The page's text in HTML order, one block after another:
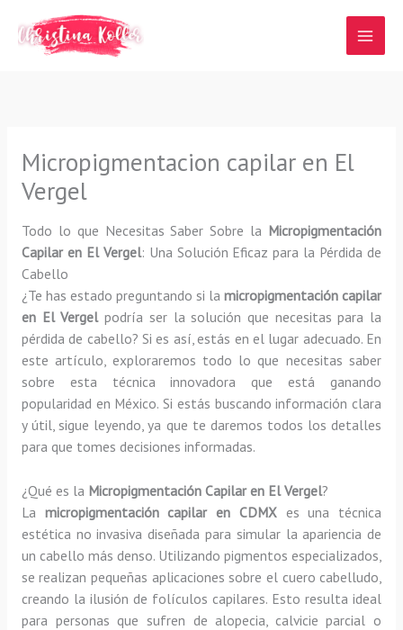
contenido
Micropigmentacion capilar en El
Vergel
Todo lo que Necesitas Saber Sobre la Micropigmentación
Capilar en El Vergel: Una Solución Eficaz para la Pérdida de
Cabello
¿Te has estado preguntando si lamicropigmentación capilar
en El Vergelpodría ser la solución que necesitas para la
pérdida de cabello? Si es así, estás en el lugar adecuado. En
este artículo, exploraremos todo lo que necesitas saber
sobre esta técnica innovadora que está ganando
popularidad en México. Si estás buscando información clara
y útil, sigue leyendo, ya que te daremos todos los detalles
para que tomes decisiones informadas.
¿Qué es la Micropigmentación Capilar en El Vergel?
La micropigmentación capilar en CDMXes una técnica
estética no invasiva diseñada para simular la apariencia de
un cabello más denso. Utilizando pigmentos especializados,
se realizan pequeñas aplicaciones sobre el cuero cabelludo,
creando la ilusión de folículos capilares. Esto resulta ideal
para personas que sufren de alopecia, calvicie parcial o